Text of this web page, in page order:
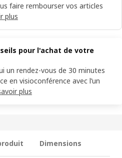
faire rembourser vos articles
plus
pour l'achat de votre
un rendez-vous de 30 minutes
en visioconférence avec l’un
plus
Dimensions